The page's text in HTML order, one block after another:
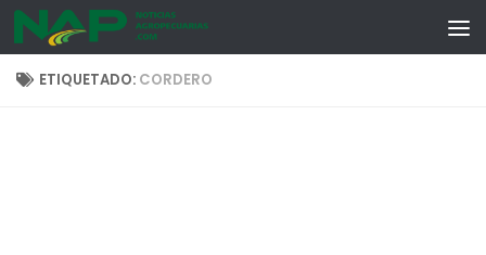
Skip to content
ETIQUETADO: CORDERO